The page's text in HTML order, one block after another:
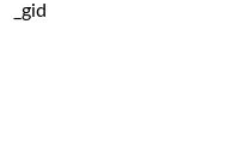
_gid